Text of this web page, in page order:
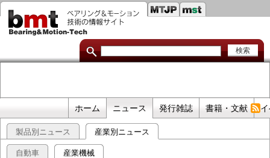
メ
イ
テ
カ
ン
ダ
リ
ン
ク
ラ
イ
ホーム ニュース 発行雑誌 書籍・文献
製品別ニュース 産業別ニュース
自動車 産業機械